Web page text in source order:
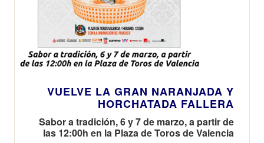
VUELVE LA GRAN NARANJADA Y
HORCHATADA FALLERA
Sabor a tradición, 6 y 7 de marzo, a partir de
las 12:00h en la Plaza de Toros de Valencia